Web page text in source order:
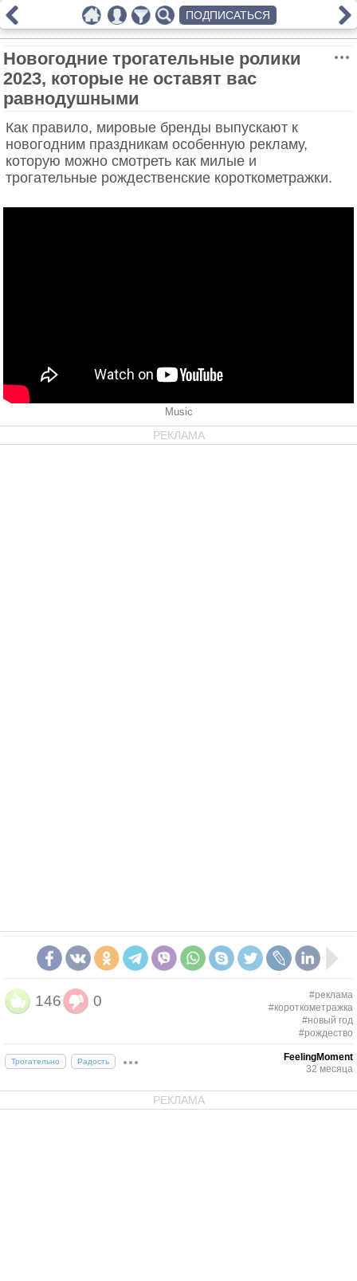
Новогодние трогательные ролики
2023, которые не оставят вас
равнодушными
Как правило, мировые бренды выпускают к
новогодним праздникам особенную рекламу,
которую можно смотреть как милые и
трогательные рождественские короткометражки.
Music
РЕКЛАМА
146 0
#реклама
#короткометражка
#новый год
#рождество
Трогательно Радость
FeelingMoment
32 месяца
РЕКЛАМА
ПОДПИСАТЬСЯ